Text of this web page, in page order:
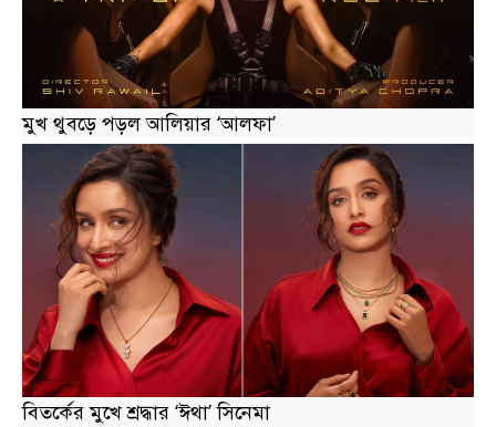
মুখ থুবড়ে পড়ল আলিয়ার ‘আলফা’
বিতর্কের মুখে শ্রদ্ধার ‘ঈথা’ সিনেমা